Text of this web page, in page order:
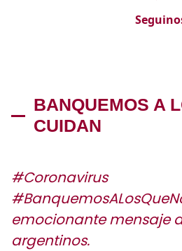
BANQUEMOS A
CUIDAN
#Coronavirus
emocionante mensaje
argentinos.